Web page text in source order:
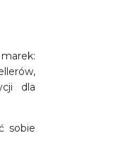
dla
sobie